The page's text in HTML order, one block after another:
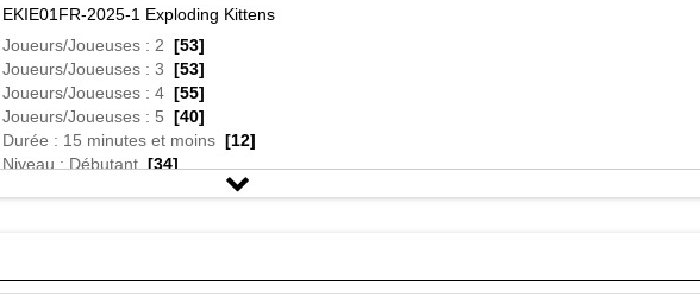
EKIE01FR-2025-1 Exploding Kittens
Joueurs/Joueuses : 2 [53]
Joueurs/Joueuses : 3 [53]
Joueurs/Joueuses : 4 [55]
Joueurs/Joueuses : 5 [40]
Durée : 15 minutes et moins [12]
Niveau : Débutant [34]
tirent des cartes jusqu'à ce que quelqu'un pioche un Chaton Explosif, explose, meure, et soit